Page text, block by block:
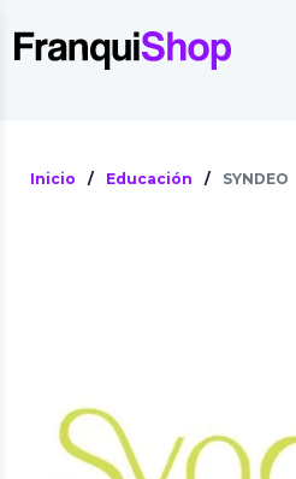
Inicio / Educación / SYNDEO